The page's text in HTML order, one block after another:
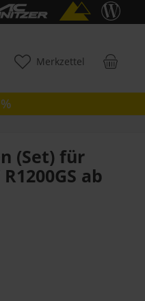
Merkzettel
(Set) für
ab